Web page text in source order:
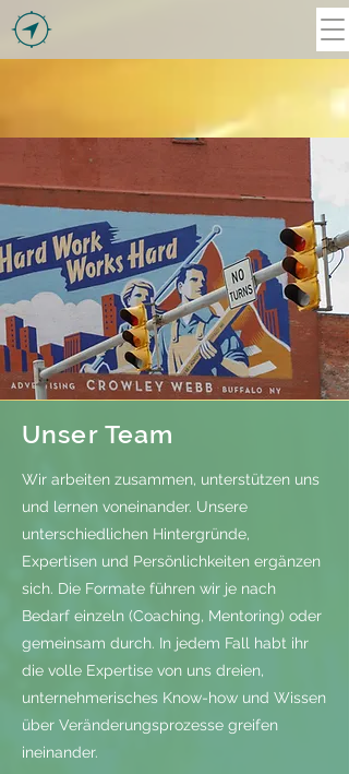
Unser Team
Wir arbeiten zusammen, unterstützen uns
und lernen voneinander. Unsere
unterschiedlichen Hintergründe,
Expertisen und Persönlichkeiten ergänzen
sich. Die Formate führen wir je nach
Bedarf einzeln (Coaching, Mentoring) oder
gemeinsam durch. In jedem Fall habt ihr
die volle Expertise von uns dreien,
unternehmerisches Know-how und Wissen
über Veränderungsprozesse greifen
ineinander.